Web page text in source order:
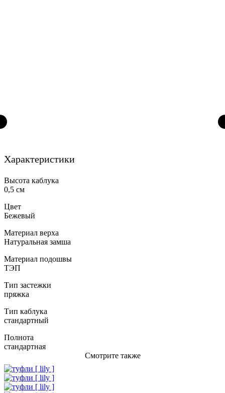
Характеристики
Высота каблука
0,5 см
Цвет
Бежевый
Материал верха
Натуральная замша
Материал подошвы
ТЭП
Тип застежки
пряжка
Тип каблука
стандартный
Полнота
стандартная
Смотрите также